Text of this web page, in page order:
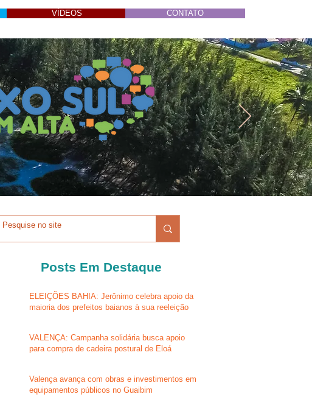
VÍDEOS CONTATO
Posts Em Destaque
ELEIÇÕES BAHIA: Jerônimo celebra apoio da
maioria dos prefeitos baianos à sua reeleição
VALENÇA: Campanha solidária busca apoio
para compra de cadeira postural de Eloá
Valença avança com obras e investimentos em
equipamentos públicos no Guaibim